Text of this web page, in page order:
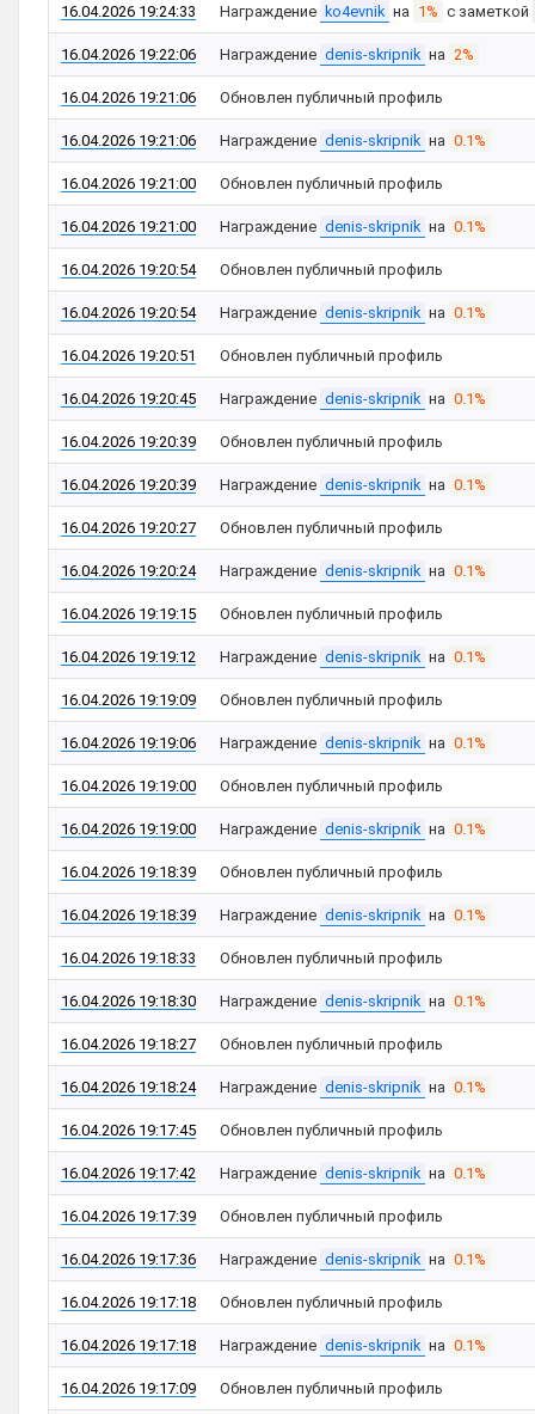
16.04.2026 19:24:33 Награждение ko4evnik на 1% с заметкой
16.04.2026 19:22:06 Награждение denis-skripnik на 2%
16.04.2026 19:21:06 Обновлен публичный профиль
16.04.2026 19:21:06 Награждение denis-skripnik на 0.1%
16.04.2026 19:21:00 Обновлен публичный профиль
16.04.2026 19:21:00 Награждение denis-skripnik на 0.1%
16.04.2026 19:20:54 Обновлен публичный профиль
16.04.2026 19:20:54 Награждение denis-skripnik на 0.1%
16.04.2026 19:20:51 Обновлен публичный профиль
16.04.2026 19:20:45 Награждение denis-skripnik на 0.1%
16.04.2026 19:20:39 Обновлен публичный профиль
16.04.2026 19:20:39 Награждение denis-skripnik на 0.1%
16.04.2026 19:20:27 Обновлен публичный профиль
16.04.2026 19:20:24 Награждение denis-skripnik на 0.1%
16.04.2026 19:19:15 Обновлен публичный профиль
16.04.2026 19:19:12 Награждение denis-skripnik на 0.1%
16.04.2026 19:19:09 Обновлен публичный профиль
16.04.2026 19:19:06 Награждение denis-skripnik на 0.1%
16.04.2026 19:19:00 Обновлен публичный профиль
16.04.2026 19:19:00 Награждение denis-skripnik на 0.1%
16.04.2026 19:18:39 Обновлен публичный профиль
16.04.2026 19:18:39 Награждение denis-skripnik на 0.1%
16.04.2026 19:18:33 Обновлен публичный профиль
16.04.2026 19:18:30 Награждение denis-skripnik на 0.1%
16.04.2026 19:18:27 Обновлен публичный профиль
16.04.2026 19:18:24 Награждение denis-skripnik на 0.1%
16.04.2026 19:17:45 Обновлен публичный профиль
16.04.2026 19:17:42 Награждение denis-skripnik на 0.1%
16.04.2026 19:17:39 Обновлен публичный профиль
16.04.2026 19:17:36 Награждение denis-skripnik на 0.1%
16.04.2026 19:17:18 Обновлен публичный профиль
16.04.2026 19:17:18 Награждение denis-skripnik на 0.1%
16.04.2026 19:17:09 Обновлен публичный профиль